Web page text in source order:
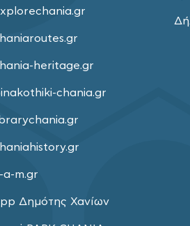
heritage.gr
chania.gr
a-m.gr
Δημότης Χανίων